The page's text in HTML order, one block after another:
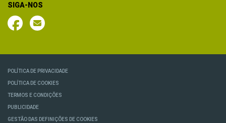
SIGA-NOS
POLÍTICA DE PRIVACIDADE
POLÍTICA DE COOKIES
TERMOS E CONDIÇÕES
PUBLICIDADE
GESTÃO DAS DEFINIÇÕES DE COOKIES